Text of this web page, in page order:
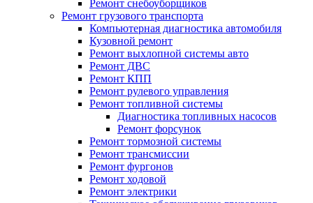
Ремонт снебоуборщиков
Ремонт грузового транспорта
Компьютерная диагностика автомобиля
Кузовной ремонт
Ремонт выхлопной системы авто
Ремонт ДВС
Ремонт КПП
Ремонт рулевого управления
Ремонт топливной системы
Диагностика топливных насосов
Ремонт форсунок
Ремонт тормозной системы
Ремонт трансмиссии
Ремонт фургонов
Ремонт ходовой
Ремонт электрики